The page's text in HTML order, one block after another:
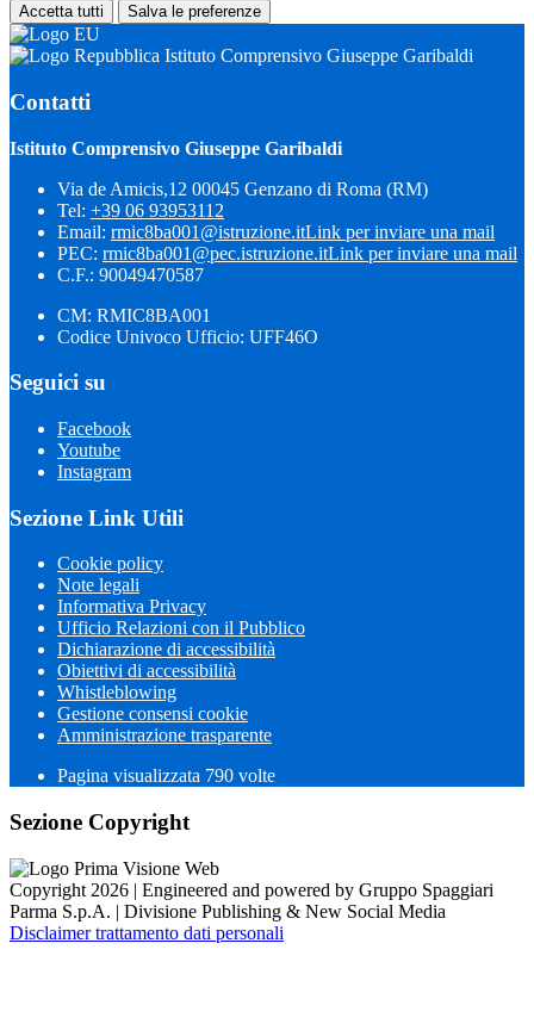
Accetta tutti Salva le preferenze
Istituto Comprensivo Giuseppe Garibaldi
Contatti
Istituto Comprensivo Giuseppe Garibaldi
Via de Amicis,12 00045 Genzano di Roma (RM)
Tel: +39 06 93953112
Email: rmic8ba001@istruzione.itLink per inviare una mail
PEC: rmic8ba001@pec.istruzione.itLink per inviare una mail
C.F.: 90049470587
CM: RMIC8BA001
Codice Univoco Ufficio: UFF46O
Seguici su
Facebook
Youtube
Instagram
Sezione Link Utili
Cookie policy
Note legali
Informativa Privacy
Ufficio Relazioni con il Pubblico
Dichiarazione di accessibilità
Obiettivi di accessibilità
Whistleblowing
Gestione consensi cookie
Amministrazione trasparente
Pagina visualizzata 790 volte
Sezione Copyright
Copyright 2026 | Engineered and powered by Gruppo Spaggiari
Parma S.p.A. | Divisione Publishing & New Social Media
Disclaimer trattamento dati personali